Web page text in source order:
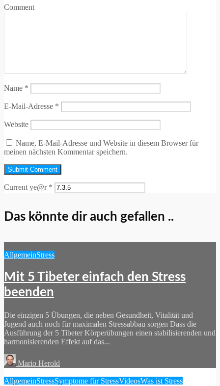
Comment
Name *
E-Mail-Adresse *
Website
Name, E-Mail-Adresse und Website in diesem Browser für
meinen nächsten Kommentar speichern.
Current ye@r *
Das könnte dir auch gefallen ..
AllgemeinStress
Mit 5 Tibeter einfach den Stress
beenden
Die einzigen 5 Übungen, die neben Gesundheit, Vitalität und
Jugend auch noch für maximalen Stressabbau sorgen Dass die
Ausführung der 5 Tibeter Körperübungen einen stabilisierenden und
harmonisierenden Effekt auf das...
Mario Herold
AllgemeinStressSymptome für StressVideosWas ist Stress